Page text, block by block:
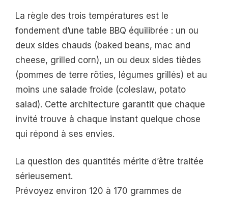
La règle des trois températures est le
fondement d’une table BBQ équilibrée : un ou
deux sides chauds (baked beans, mac and
cheese, grilled corn), un ou deux sides tièdes
(pommes de terre rôties, légumes grillés) et au
moins une salade froide (coleslaw, potato
salad). Cette architecture garantit que chaque
invité trouve à chaque instant quelque chose
qui répond à ses envies.
La question des quantités mérite d’être traitée
sérieusement.
Prévoyez environ 120 à 170 grammes de